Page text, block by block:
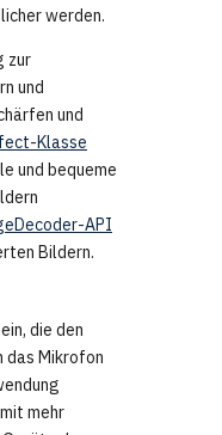
werden.
zur
und
und
Klasse
und bequeme
API
Bildern.
die den
das Mikrofon
mehr